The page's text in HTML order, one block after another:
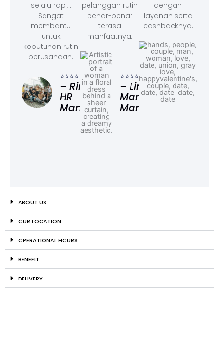
selalu rapi, .
Sangat
membantu
untuk
kebutuhan rutin
perusahaan.
⭐⭐⭐⭐⭐
– Rina,
HR
Manager
pelanggan rutin
benar-benar
terasa
manfaatnya.
⭐⭐⭐⭐⭐
– Linda,
Marketing
Manager
dengan
layanan serta
cashbacknya.
ABOUT US
OUR LOCATION
OPERATIONAL HOURS
BENEFIT
DELIVERY